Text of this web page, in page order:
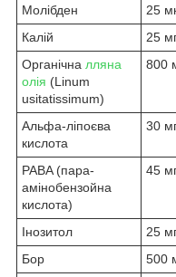
Молібден 25
Калій
25
Органічна лляна
олія (Linum
usitatissimum)
800
Альфа-ліпоєва
кислота
30
PABA (пара-
амінобензойна
кислота)
45
Інозитол 25
Бор
500